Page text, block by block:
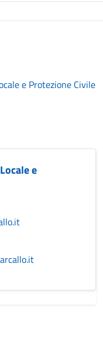
e Protezione Civile
e